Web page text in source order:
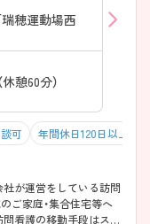
穂運動場西
憩60分）
可 年間休日120日以上
が運営をしている訪問
ご家庭・集合住宅等へ